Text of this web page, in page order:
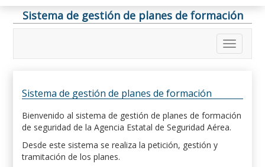
Sistema de gestión de planes de formación
Sistema de gestión de planes de formación
Bienvenido al sistema de gestión de planes de formación
de seguridad de la Agencia Estatal de Seguridad Aérea.
Desde este sistema se realiza la petición, gestión y
tramitación de los planes.